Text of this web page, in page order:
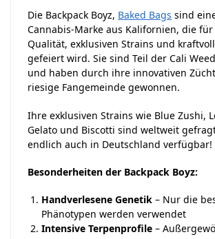
Die Backpack Boyz, Baked Bags sind
Cannabis-Marke aus Kalifornien, die
Qualität, exklusiven Strains und
gefeiert wird. Sie sind Teil der Cali
und haben durch ihre innovativen
riesige Fangemeinde gewonnen.
Ihre exklusiven Strains wie Blue Zushi,
Gelato und Biscotti sind weltweit
endlich auch in Deutschland verfügbar!
Besonderheiten der Backpack Boyz:
Handverlesene Genetik – Nur die
Phänotypen werden verwendet
Intensive Terpenprofile –